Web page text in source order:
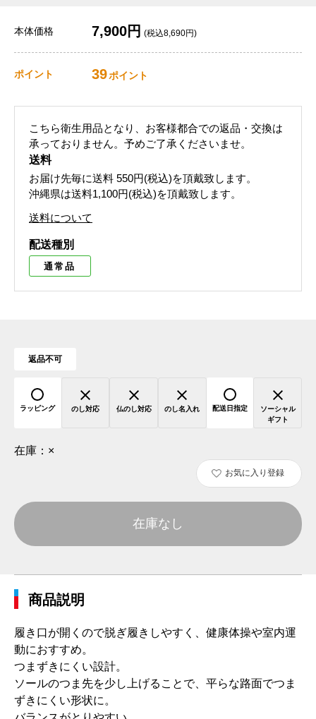
本体価格 7,900円 (税込8,690円)
ポイント 39ポイント
こちら衛生用品となり、お客様都合での返品・交換は
承っておりません。予めご了承くださいませ。
送料
お届け先毎に送料 550円(税込)を頂戴致します。
沖縄県は送料1,100円(税込)を頂戴致します。
送料について
配送種別
通常品
返品不可
ラッピング のし対応 仏のし対応 のし名入れ 配送日指定
ソーシャル
ギフト
在庫： ×
お気に入り登録
在庫なし
商品説明
履き口が開くので脱ぎ履きしやすく、健康体操や室内運
動におすすめ。
つまずきにくい設計。
ソールのつま先を少し上げることで、平らな路面でつま
ずきにくい形状に。